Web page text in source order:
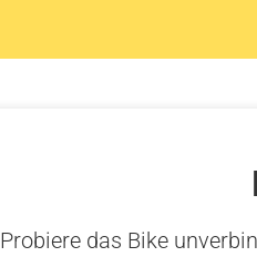
Probiere das Bike